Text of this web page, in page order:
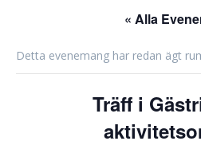
« Alla
Detta evenemang har redan ägt
Träff i